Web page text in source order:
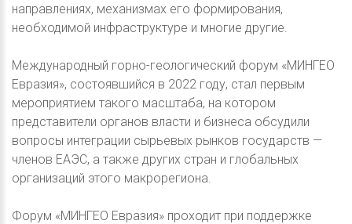
направлениях, механизмах его формирования,
необходимой инфраструктуре и многие другие.
Международный горно-геологический форум «МИНГЕО
Евразия», состоявшийся в 2022 году, стал первым
мероприятием такого масштаба, на котором
представители органов власти и бизнеса обсудили
вопросы интеграции сырьевых рынков государств —
членов ЕАЭС, а также других стран и глобальных
организаций этого макрорегиона.
Форум «МИНГЕО Евразия» проходит при поддержке